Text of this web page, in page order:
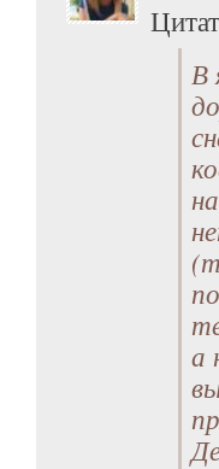
В
а